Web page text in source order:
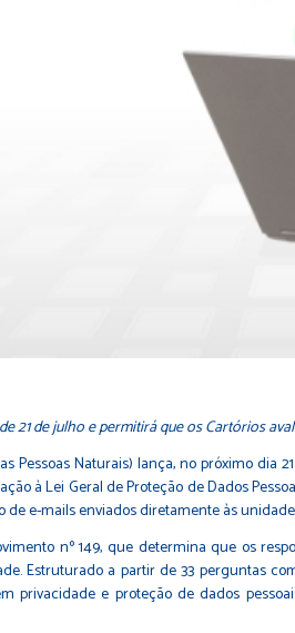
21 de julho e permitirá que os Cartórios
Pessoas Naturais) lança, no próximo
à Lei Geral de Proteção de Dados
de e-mails enviados diretamente às
nº 149, que determina que os
Estruturado a partir de 33 perguntas
privacidade e proteção de dados